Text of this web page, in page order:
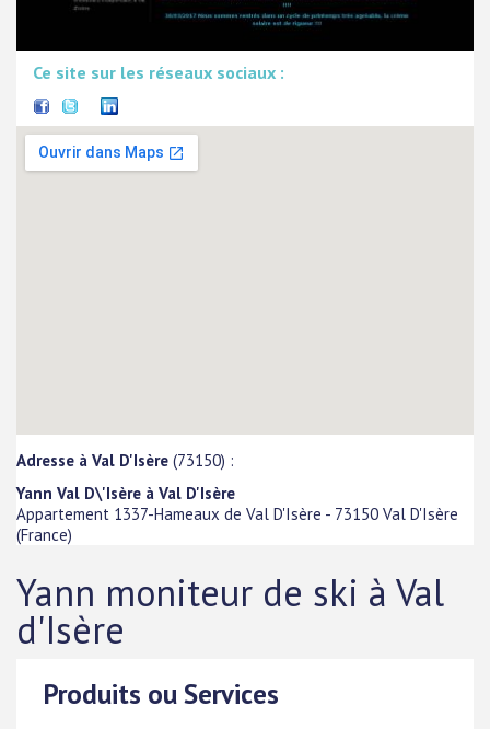
Ce site sur les réseaux sociaux :
Adresse à Val D'Isère (73150) :
Yann Val D\'Isère à Val D'Isère
Appartement 1337-Hameaux de Val D'Isère - 73150 Val D'Isère
(France)
Yann moniteur de ski à Val
d'Isère
Produits ou Services